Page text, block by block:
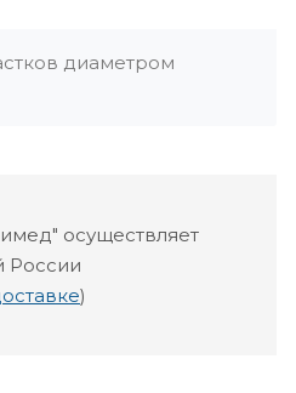
диаметром
осуществляет
России
)